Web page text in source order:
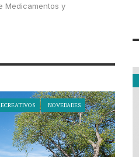
Medicamentos y
NOVEDADES